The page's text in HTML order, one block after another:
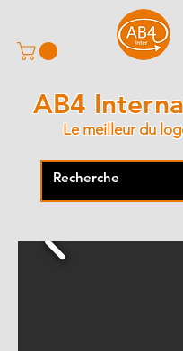
AB4
Le meilleur du